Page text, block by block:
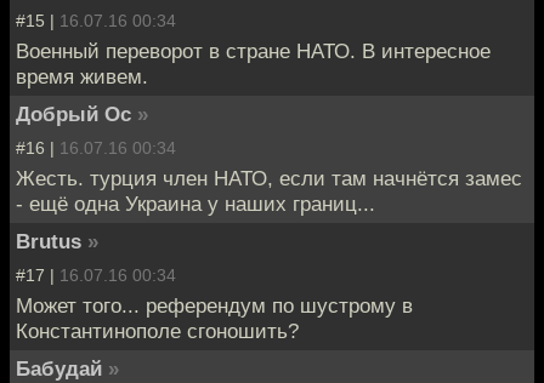
#15 | 16.07.16 00:34
Военный переворот в стране НАТО. В интересное
время живем.
Добрый Ос »
#16 | 16.07.16 00:34
Жесть. турция член НАТО, если там начнётся замес
- ещё одна Украина у наших границ...
Brutus »
#17 | 16.07.16 00:34
Может того... референдум по шустрому в
Константинополе сгоношить?
Бабудай »